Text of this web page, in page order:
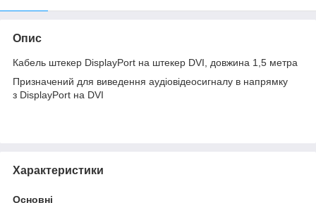
Опис
Кабель штекер DisplayPort на штекер DVI, довжина 1,5 метра
Призначений для виведення аудіовідеосигналу в напрямку
з DisplayPort на DVI
Характеристики
Основні